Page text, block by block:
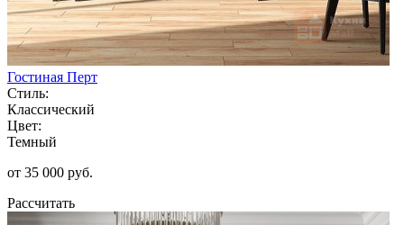
Гостиная Перт
Стиль:
Классический
Цвет:
Темный
от 35 000 руб.
Рассчитать